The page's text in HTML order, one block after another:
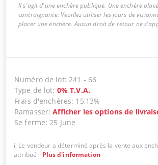
Il s'agit d'une enchère publique. Une enchère
contraignante. Veuillez utiliser les jours de
placer une enchère. Aucun droit de retour ne
Numéro de lot:241 - 66
Type de lot: 0% T.V.A.
Frais d'enchères: 15,13%
Ramasser:Afficher les options de
Se ferme:25 June
Le vendeur a déterminé après la vente aux
attribué - Plus d'information